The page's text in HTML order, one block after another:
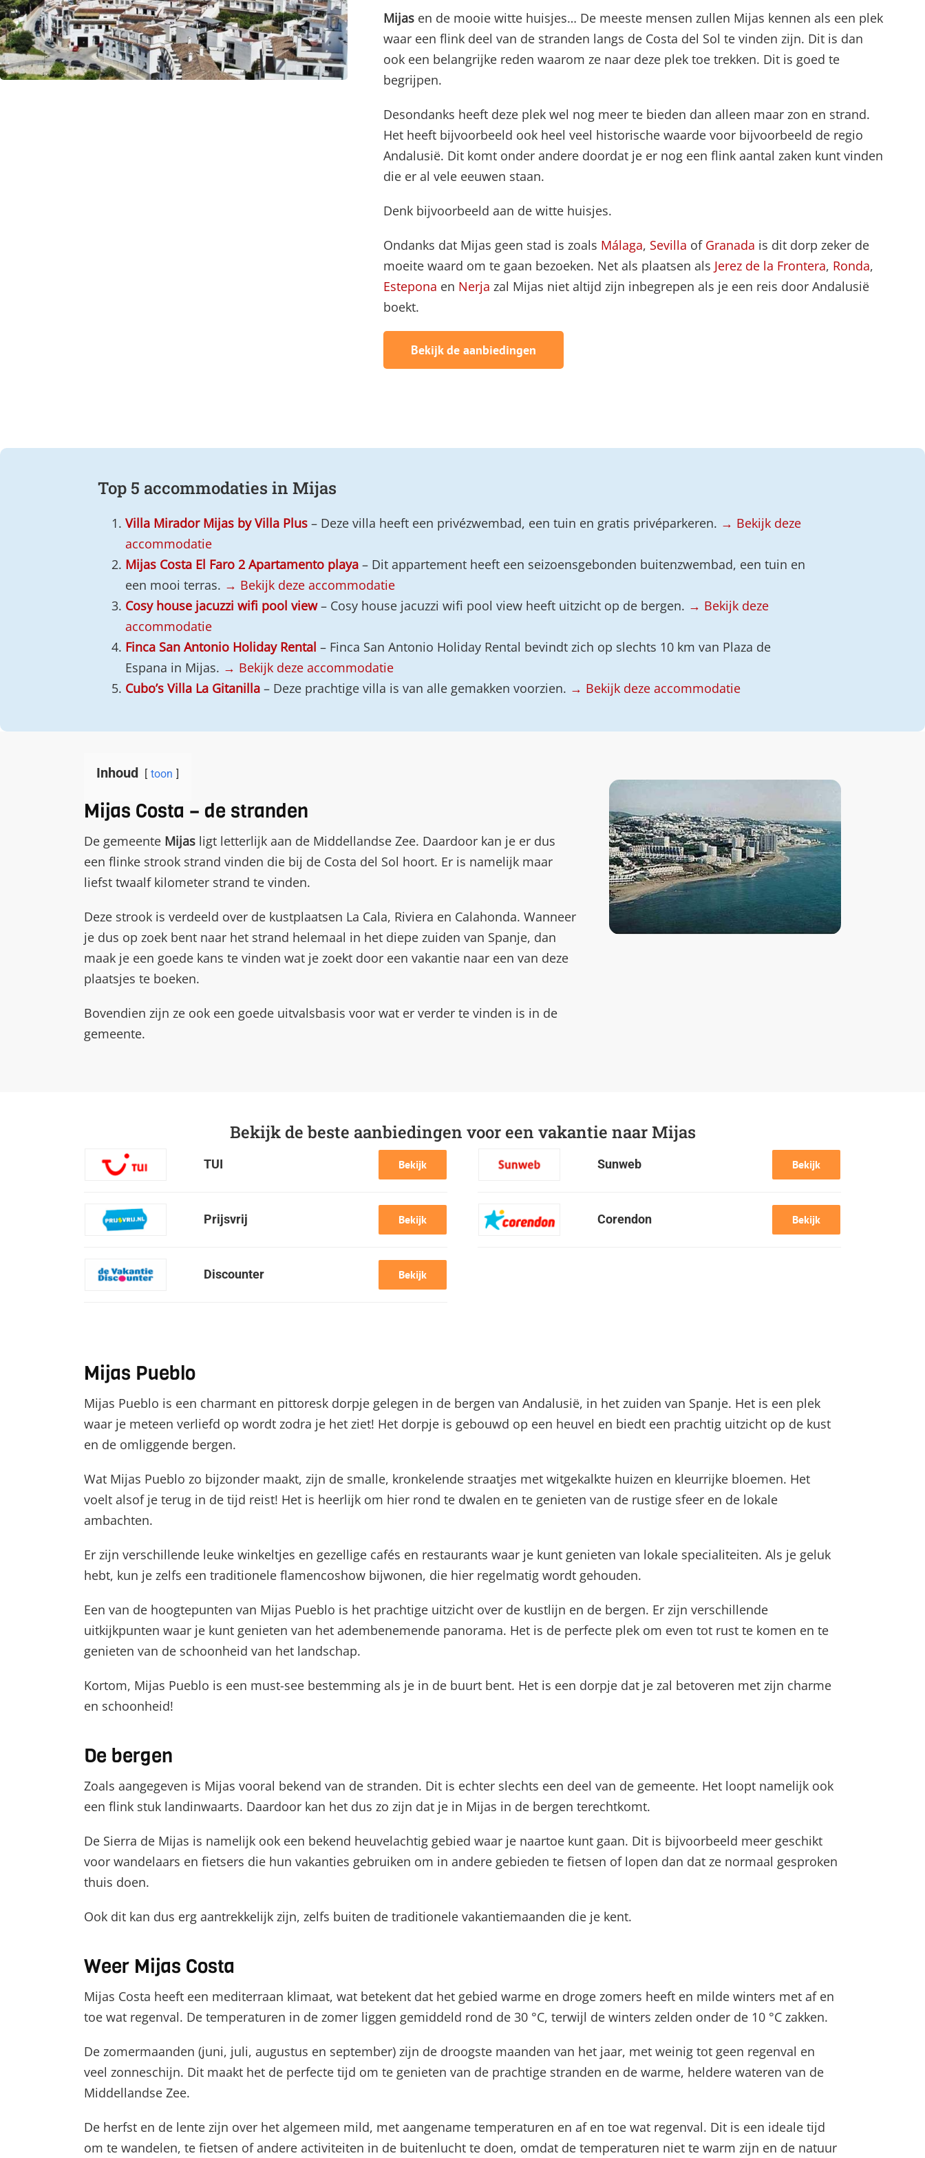
Mijas en de mooie witte huisjes… De meeste mensen zullen Mijas kennen als een plek
waar een flink deel van de stranden langs de Costa del Sol te vinden zijn. Dit is dan
ook een belangrijke reden waarom ze naar deze plek toe trekken. Dit is goed te
begrijpen.
Desondanks heeft deze plek wel nog meer te bieden dan alleen maar zon en strand.
Het heeft bijvoorbeeld ook heel veel historische waarde voor bijvoorbeeld de regio
Andalusië. Dit komt onder andere doordat je er nog een flink aantal zaken kunt vinden
die er al vele eeuwen staan.
Denk bijvoorbeeld aan de witte huisjes.
Ondanks dat Mijas geen stad is zoals Málaga, Sevilla of Granada is dit dorp zeker de
moeite waard om te gaan bezoeken. Net als plaatsen als Jerez de la Frontera, Ronda,
Estepona en Nerja zal Mijas niet altijd zijn inbegrepen als je een reis door Andalusië
boekt.
Bekijk de aanbiedingen
Top 5 accommodaties in Mijas
Villa Mirador Mijas by Villa Plus– Deze villa heeft een privézwembad, een tuin en gratis privéparkeren. → Bekijk deze
accommodatie
Mijas Costa El Faro 2 Apartamento playa– Dit appartement heeft een seizoensgebonden buitenzwembad, een tuin en
een mooi terras. → Bekijk deze accommodatie
Cosy house jacuzzi wifi pool view– Cosy house jacuzzi wifi pool view heeft uitzicht op de bergen. → Bekijk deze
accommodatie
Finca San Antonio Holiday Rental – Finca San Antonio Holiday Rental bevindt zich op slechts 10 km van Plaza de
Espana in Mijas. → Bekijk deze accommodatie
Cubo’s Villa La Gitanilla– Deze prachtige villa is van alle gemakken voorzien. → Bekijk deze accommodatie
Inhoud toon
Mijas Costa – de stranden
De gemeente Mijasligt letterlijk aan de Middellandse Zee. Daardoor kan je er dus
een flinke strook strand vinden die bij de Costa del Sol hoort. Er is namelijk maar
liefst twaalf kilometer strand te vinden.
Deze strook is verdeeld over de kustplaatsen La Cala, Riviera en Calahonda. Wanneer
je dus op zoek bent naar het strand helemaal in het diepe zuiden van Spanje, dan
maak je een goede kans te vinden wat je zoekt door een vakantie naar een van deze
plaatsjes te boeken.
Bovendien zijn ze ook een goede uitvalsbasis voor wat er verder te vinden is in de
gemeente.
Bekijk de beste aanbiedingen voor een vakantie naar Mijas
TUI Bekijk
Prijsvrij Bekijk
Discounter Bekijk
Sunweb Bekijk
Corendon Bekijk
Mijas Pueblo
Mijas Pueblo is een charmant en pittoresk dorpje gelegen in de bergen van Andalusië, in het zuiden van Spanje. Het is een plek
waar je meteen verliefd op wordt zodra je het ziet! Het dorpje is gebouwd op een heuvel en biedt een prachtig uitzicht op de kust
en de omliggende bergen.
Wat Mijas Pueblo zo bijzonder maakt, zijn de smalle, kronkelende straatjes met witgekalkte huizen en kleurrijke bloemen. Het
voelt alsof je terug in de tijd reist! Het is heerlijk om hier rond te dwalen en te genieten van de rustige sfeer en de lokale
ambachten.
Er zijn verschillende leuke winkeltjes en gezellige cafés en restaurants waar je kunt genieten van lokale specialiteiten. Als je geluk
hebt, kun je zelfs een traditionele flamencoshow bijwonen, die hier regelmatig wordt gehouden.
Een van de hoogtepunten van Mijas Pueblo is het prachtige uitzicht over de kustlijn en de bergen. Er zijn verschillende
uitkijkpunten waar je kunt genieten van het adembenemende panorama. Het is de perfecte plek om even tot rust te komen en te
genieten van de schoonheid van het landschap.
Kortom, Mijas Pueblo is een must-see bestemming als je in de buurt bent. Het is een dorpje dat je zal betoveren met zijn charme
en schoonheid!
De bergen
Zoals aangegeven is Mijas vooral bekend van de stranden. Dit is echter slechts een deel van de gemeente. Het loopt namelijk ook
een flink stuk landinwaarts. Daardoor kan het dus zo zijn dat je in Mijas in de bergen terechtkomt.
De Sierra de Mijas is namelijk ook een bekend heuvelachtig gebied waar je naartoe kunt gaan. Dit is bijvoorbeeld meer geschikt
voor wandelaars en fietsers die hun vakanties gebruiken om in andere gebieden te fietsen of lopen dan dat ze normaal gesproken
thuis doen.
Ook dit kan dus erg aantrekkelijk zijn, zelfs buiten de traditionele vakantiemaanden die je kent.
Weer Mijas Costa
Mijas Costa heeft een mediterraan klimaat, wat betekent dat het gebied warme en droge zomers heeft en milde winters met af en
toe wat regenval. De temperaturen in de zomer liggen gemiddeld rond de 30 °C, terwijl de winters zelden onder de 10 °C zakken.
De zomermaanden (juni, juli, augustus en september) zijn de droogste maanden van het jaar, met weinig tot geen regenval en
veel zonneschijn. Dit maakt het de perfecte tijd om te genieten van de prachtige stranden en de warme, heldere wateren van de
Middellandse Zee.
De herfst en de lente zijn over het algemeen mild, met aangename temperaturen en af en toe wat regenval. Dit is een ideale tijd
om te wandelen, te fietsen of andere activiteiten in de buitenlucht te doen, omdat de temperaturen niet te warm zijn en de natuur